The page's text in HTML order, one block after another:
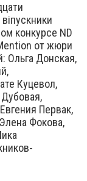
конкурсе ND
от жюри
Ольга Донская,
Куцевол,
Первак,
Фокова,